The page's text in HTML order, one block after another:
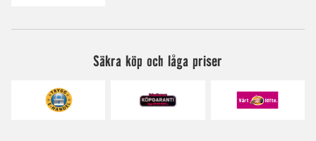
Säkra köp och låga priser